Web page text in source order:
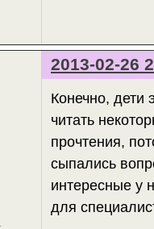
2013-02-26
Конечно, дети
читать
прочтения,
сыпались
интересные у
для